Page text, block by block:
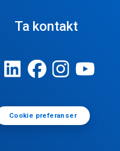
Ta kontakt
Cookie preferanser